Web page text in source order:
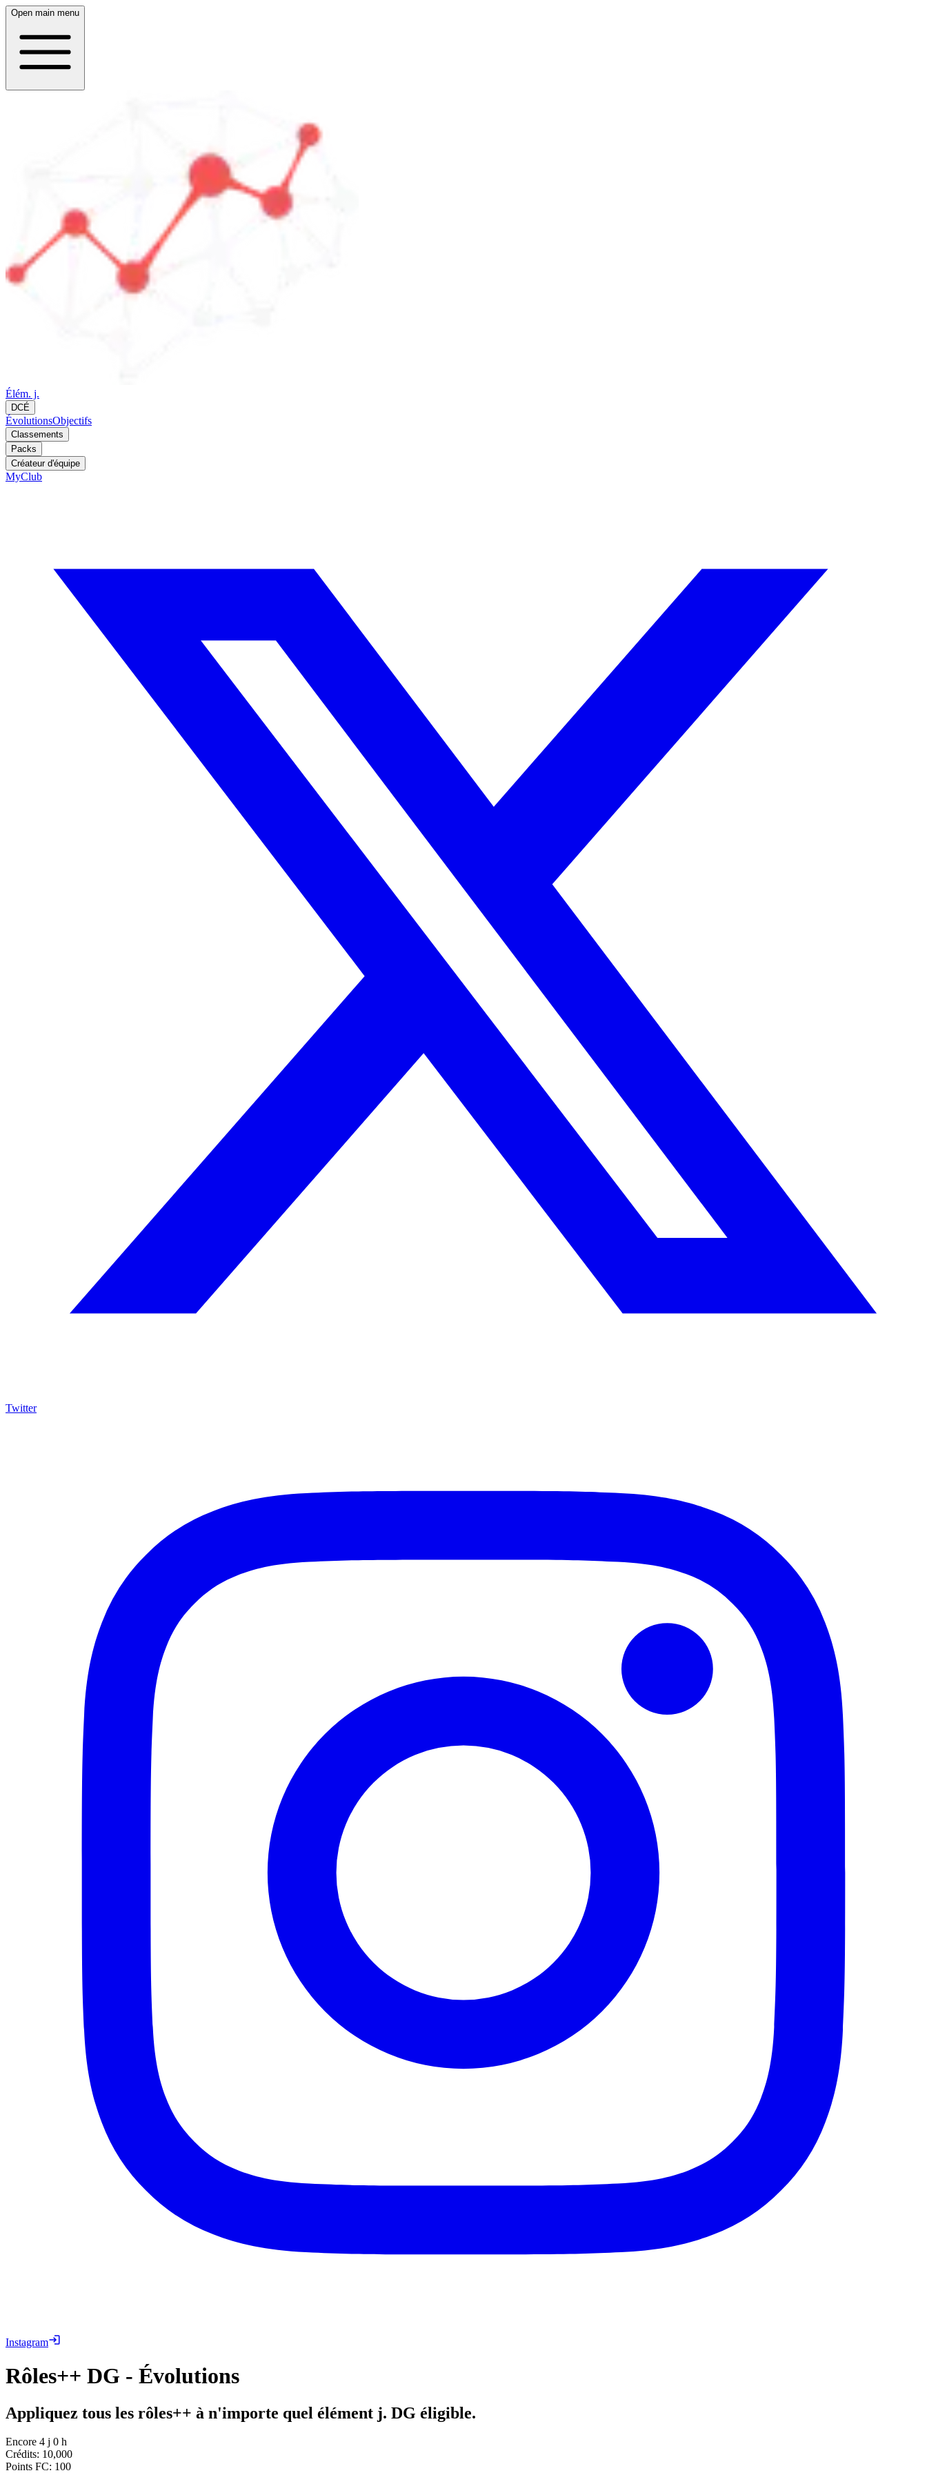
Open main menu
Élém. j.
DCÉ
ÉvolutionsObjectifs
Classements
Packs
Créateur d'équipe
MyClub
Twitter
Instagram
Rôles++ DG - Évolutions
Appliquez tous les rôles++ à n'importe quel élément j. DG éligible.
Encore 4 j 0 h
Crédits: 10,000
Points FC: 100